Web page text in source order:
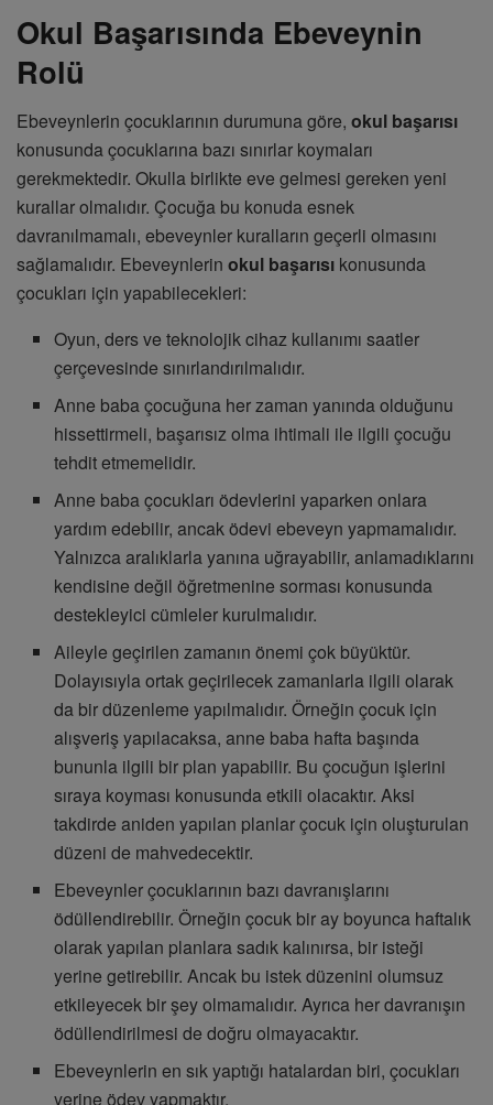
Okul Başarısında Ebeveynin
Rolü
Ebeveynlerin çocuklarının durumuna göre, okul başarısı
konusunda çocuklarına bazı sınırlar koymaları
gerekmektedir. Okulla birlikte eve gelmesi gereken yeni
kurallar olmalıdır. Çocuğa bu konuda esnek
davranılmamalı, ebeveynler kuralların geçerli olmasını
sağlamalıdır. Ebeveynlerin okul başarısı konusunda
çocukları için yapabilecekleri:
Oyun, ders ve teknolojik cihaz kullanımı saatler
çerçevesinde sınırlandırılmalıdır.
Anne baba çocuğuna her zaman yanında olduğunu
hissettirmeli, başarısız olma ihtimali ile ilgili çocuğu
tehdit etmemelidir.
Anne baba çocukları ödevlerini yaparken onlara
yardım edebilir, ancak ödevi ebeveyn yapmamalıdır.
Yalnızca aralıklarla yanına uğrayabilir, anlamadıklarını
kendisine değil öğretmenine sorması konusunda
destekleyici cümleler kurulmalıdır.
Aileyle geçirilen zamanın önemi çok büyüktür.
Dolayısıyla ortak geçirilecek zamanlarla ilgili olarak
da bir düzenleme yapılmalıdır. Örneğin çocuk için
alışveriş yapılacaksa, anne baba hafta başında
bununla ilgili bir plan yapabilir. Bu çocuğun işlerini
sıraya koyması konusunda etkili olacaktır. Aksi
takdirde aniden yapılan planlar çocuk için oluşturulan
düzeni de mahvedecektir.
Ebeveynler çocuklarının bazı davranışlarını
ödüllendirebilir. Örneğin çocuk bir ay boyunca haftalık
olarak yapılan planlara sadık kalınırsa, bir isteği
yerine getirebilir. Ancak bu istek düzenini olumsuz
etkileyecek bir şey olmamalıdır. Ayrıca her davranışın
ödüllendirilmesi de doğru olmayacaktır.
Ebeveynlerin en sık yaptığı hatalardan biri, çocukları
yerine ödev yapmaktır.